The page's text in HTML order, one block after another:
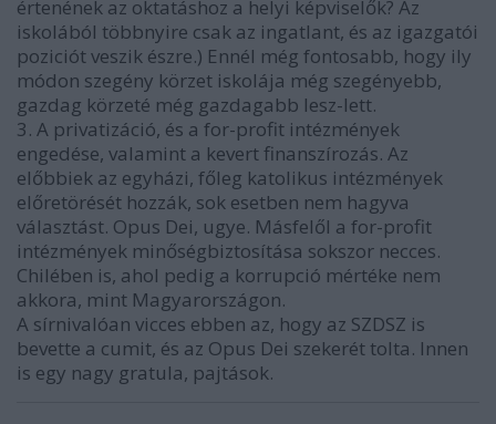
értenének az oktatáshoz a helyi képviselők? Az
iskolából többnyire csak az ingatlant, és az igazgatói
poziciót veszik észre.) Ennél még fontosabb, hogy ily
módon szegény körzet iskolája még szegényebb,
gazdag körzeté még gazdagabb lesz-lett.
3. A privatizáció, és a for-profit intézmények
engedése, valamint a kevert finanszírozás. Az
előbbiek az egyházi, főleg katolikus intézmények
előretörését hozzák, sok esetben nem hagyva
választást. Opus Dei, ugye. Másfelől a for-profit
intézmények minőségbiztosítása sokszor necces.
Chilében is, ahol pedig a korrupció mértéke nem
akkora, mint Magyarországon.
A sírnivalóan vicces ebben az, hogy az SZDSZ is
bevette a cumit, és az Opus Dei szekerét tolta. Innen
is egy nagy gratula, pajtások.